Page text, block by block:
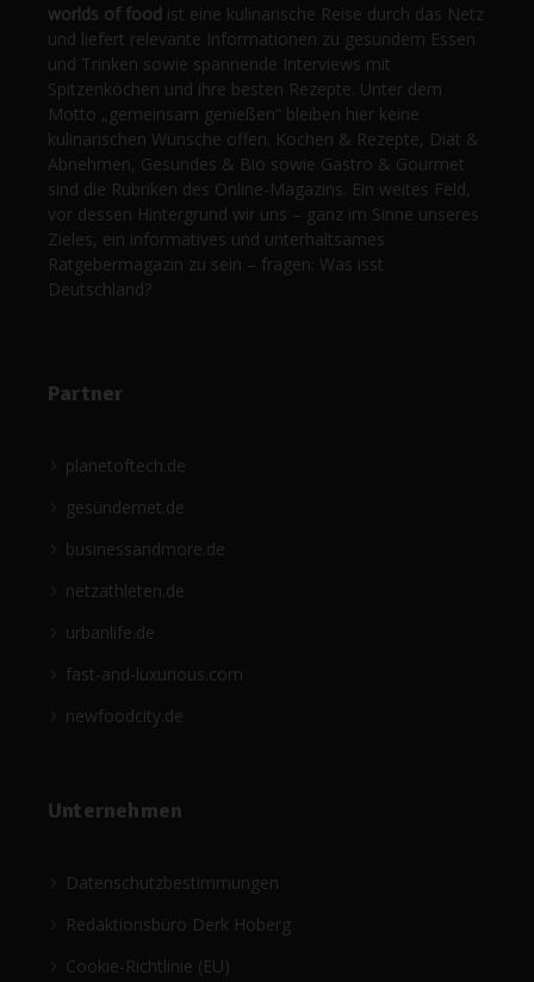
worlds of food ist eine kulinarische Reise durch das Netz
und liefert relevante Informationen zu gesundem Essen
und Trinken sowie spannende Interviews mit
Spitzenköchen und ihre besten Rezepte. Unter dem
Motto „gemeinsam genießen“ bleiben hier keine
kulinarischen Wünsche offen. Kochen & Rezepte, Diät &
Abnehmen, Gesundes & Bio sowie Gastro & Gourmet
sind die Rubriken des Online-Magazins. Ein weites Feld,
vor dessen Hintergrund wir uns – ganz im Sinne unseres
Zieles, ein informatives und unterhaltsames
Ratgebermagazin zu sein – fragen: Was isst
Deutschland?
Partner
planetoftech.de
gesündernet.de
businessandmore.de
netzathleten.de
urbanlife.de
fast-and-luxurious.com
newfoodcity.de
Unternehmen
Datenschutzbestimmungen
Redaktionsbüro Derk Hoberg
Cookie-Richtlinie (EU)